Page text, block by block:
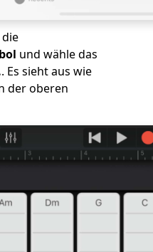
und wähle das
. Es sieht aus wie
der oberen